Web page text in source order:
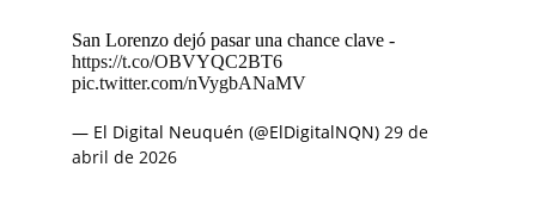
San Lorenzo dejó pasar una chance clave -
https://t.co/OBVYQC2BT6
pic.twitter.com/nVygbANaMV
— El Digital Neuquén (@ElDigitalNQN) 29 de
abril de 2026